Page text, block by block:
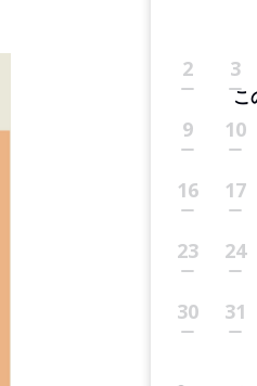
2 3
9 10
16 17
23 24
30 31
こ